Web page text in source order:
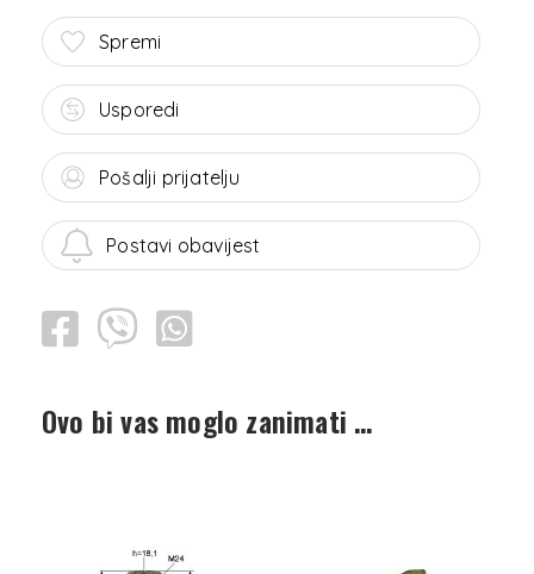
Spremi
Usporedi
Pošalji prijatelju
Postavi obavijest
Ovo bi vas moglo zanimati …